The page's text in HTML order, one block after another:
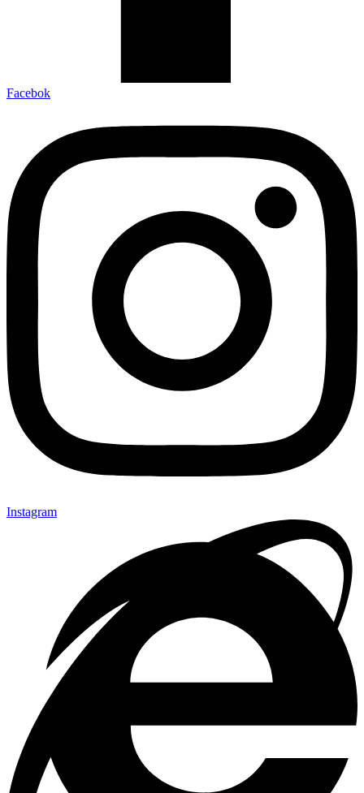
Facebok
Instagram